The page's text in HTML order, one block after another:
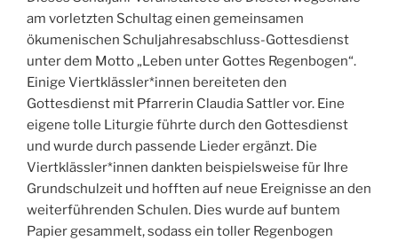
am vorletzten Schultag einen gemeinsamen
ökumenischen Schuljahresabschluss-Gottesdienst
unter dem Motto „Leben unter Gottes Regenbogen“.
Einige Viertklässler*innen bereiteten den
Gottesdienst mit Pfarrerin Claudia Sattler vor. Eine
eigene tolle Liturgie führte durch den Gottesdienst
und wurde durch passende Lieder ergänzt. Die
Viertklässler*innen dankten beispielsweise für Ihre
Grundschulzeit und hofften auf neue Ereignisse an den
weiterführenden Schulen. Dies wurde auf buntem
Papier gesammelt, sodass ein toller Regenbogen